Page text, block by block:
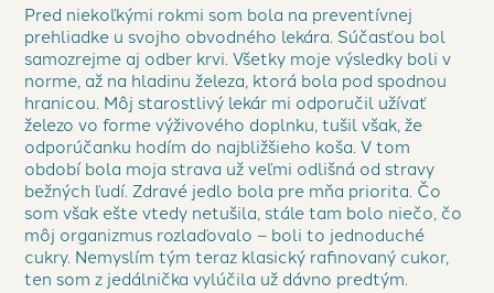
Pred niekoľkými rokmi som bola na preventívnej
prehliadke u svojho obvodného lekára. Súčasťou bol
samozrejme aj odber krvi. Všetky moje výsledky boli v
norme, až na hladinu železa, ktorá bola pod spodnou
hranicou. Môj starostlivý lekár mi odporučil užívať
železo vo forme výživového doplnku, tušil však, že
odporúčanku hodím do najbližšieho koša. V tom
období bola moja strava už veľmi odlišná od stravy
bežných ľudí. Zdravé jedlo bola pre mňa priorita. Čo
som však ešte vtedy netušila, stále tam bolo niečo, čo
môj organizmus rozlaďovalo – boli to jednoduché
cukry. Nemyslím tým teraz klasický rafinovaný cukor,
ten som z jedálnička vylúčila už dávno predtým.